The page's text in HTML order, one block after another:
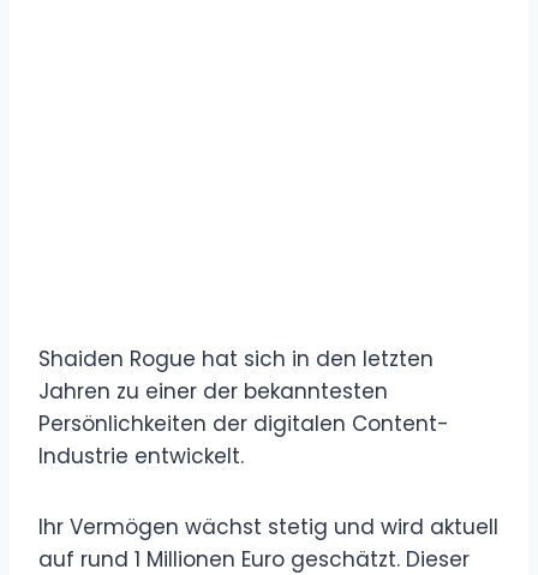
Shaiden Rogue hat sich in den letzten
Jahren zu einer der bekanntesten
Persönlichkeiten der digitalen Content-
Industrie entwickelt.
Ihr Vermögen wächst stetig und wird aktuell
auf rund 1 Millionen Euro geschätzt. Dieser